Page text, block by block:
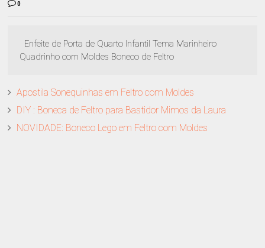
0
Enfeite de Porta de Quarto Infantil Tema Marinheiro
Quadrinho com Moldes Boneco de Feltro
Apostila Sonequinhas em Feltro com Moldes
DIY : Boneca de Feltro para Bastidor Mimos da Laura
NOVIDADE: Boneco Lego em Feltro com Moldes